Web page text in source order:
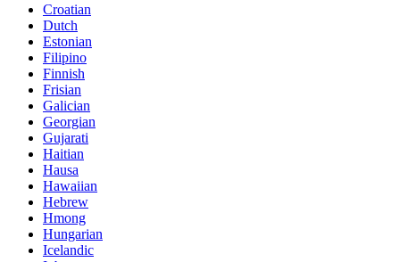
Croatian
Dutch
Estonian
Filipino
Finnish
Frisian
Galician
Georgian
Gujarati
Haitian
Hausa
Hawaiian
Hebrew
Hmong
Hungarian
Icelandic